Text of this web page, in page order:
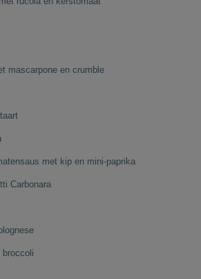
mascarpone en crumble
met kip en mini-paprika
Carbonara